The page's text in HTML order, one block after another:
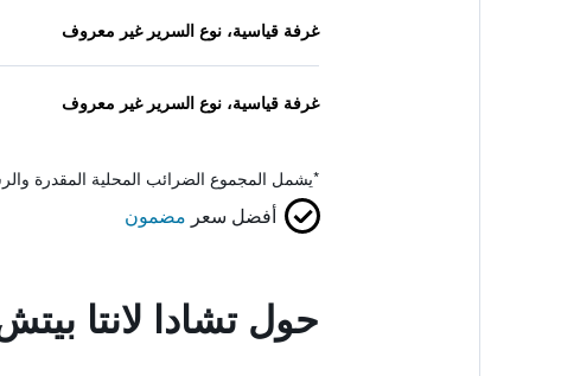
غرفة قياسية، نوع السرير غير معروف
غرفة قياسية، نوع السرير غير معروف
*يشمل المجموع الضرائب المحلية المقدرة
أفضل سعر مضمون
حول تشادا لانتا